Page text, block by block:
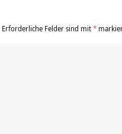
Erforderliche Felder sind mit*